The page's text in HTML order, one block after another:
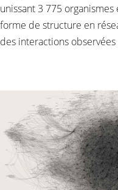
unissant 3 775
forme de structure en
des interactions